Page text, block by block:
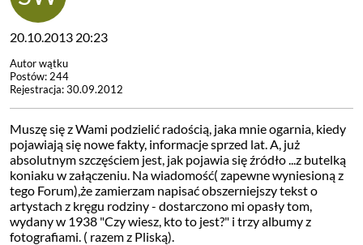
20.10.2013 20:23
Autor wątku
Postów: 244
Rejestracja: 30.09.2012
Muszę się z Wami podzielić radością, jaka mnie ogarnia, kiedy
pojawiają się nowe fakty, informacje sprzed lat. A, już
absolutnym szczęściem jest, jak pojawia się źródło ...z butelką
koniaku w załączeniu. Na wiadomość( zapewne wyniesioną z
tego Forum),że zamierzam napisać obszerniejszy tekst o
artystach z kręgu rodziny - dostarczono mi opasły tom,
wydany w 1938 "Czy wiesz, kto to jest?" i trzy albumy z
fotografiami. ( razem z Pliską).